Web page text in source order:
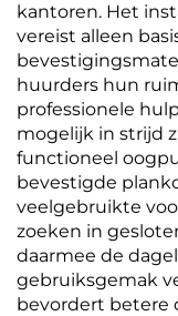
kantoren. Het
vereist alleen
huurders hun
professionele
mogelijk in strijd
functioneel
bevestigde
veelgebruikte
zoeken in
daarmee de
gebruiksgemak
bevordert betere